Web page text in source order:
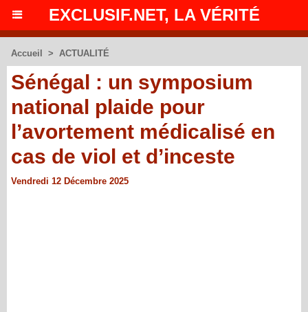
EXCLUSIF.NET, LA VÉRITÉ
Accueil > ACTUALITÉ
Sénégal : un symposium
national plaide pour
l’avortement médicalisé en
cas de viol et d’inceste
Vendredi 12 Décembre 2025